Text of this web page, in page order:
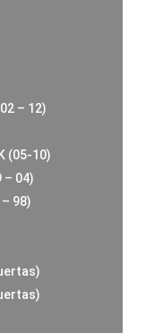
– 12)
(05-10)
– 04)
– 98)